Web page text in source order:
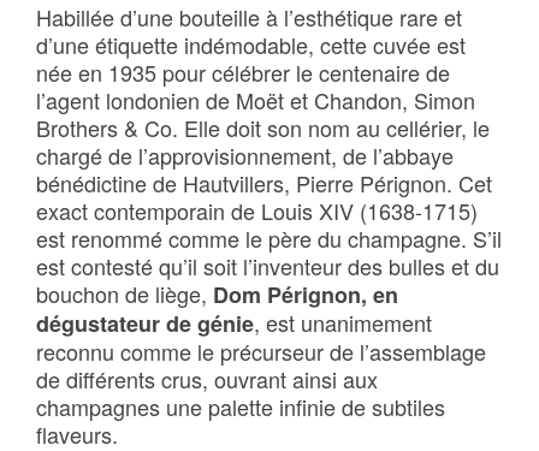
Habillée d’une bouteille à l’esthétique rare et
d’une étiquette indémodable, cette cuvée est
née en 1935 pour célébrer le centenaire de
l’agent londonien de Moët et Chandon, Simon
Brothers & Co. Elle doit son nom au cellérier, le
chargé de l’approvisionnement, de l’abbaye
bénédictine de Hautvillers, Pierre Pérignon. Cet
exact contemporain de Louis XIV (1638-1715)
est renommé comme le père du champagne. S’il
est contesté qu’il soit l’inventeur des bulles et du
bouchon de liège, Dom Pérignon, en
dégustateur de génie, est unanimement
reconnu comme le précurseur de l’assemblage
de différents crus, ouvrant ainsi aux
champagnes une palette infinie de subtiles
flaveurs.